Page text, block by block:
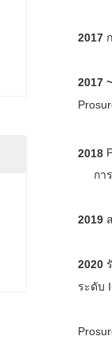
2017
2017
2018
กา
2019
2020
ระดับ